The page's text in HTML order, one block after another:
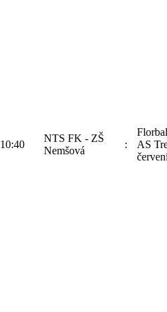
10:40
NTS FK - ZŠ
Nemšová
:
AS